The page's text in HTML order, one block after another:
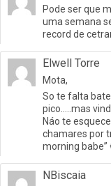
Pode ser que
uma semana
record de
Elwell Torre
Mota,
So te falta
pico…..mas
Náo te
chamares por
morning babe”
NBiscaia